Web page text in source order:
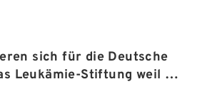
sich für die Deutsche
Leukämie-Stiftung weil …